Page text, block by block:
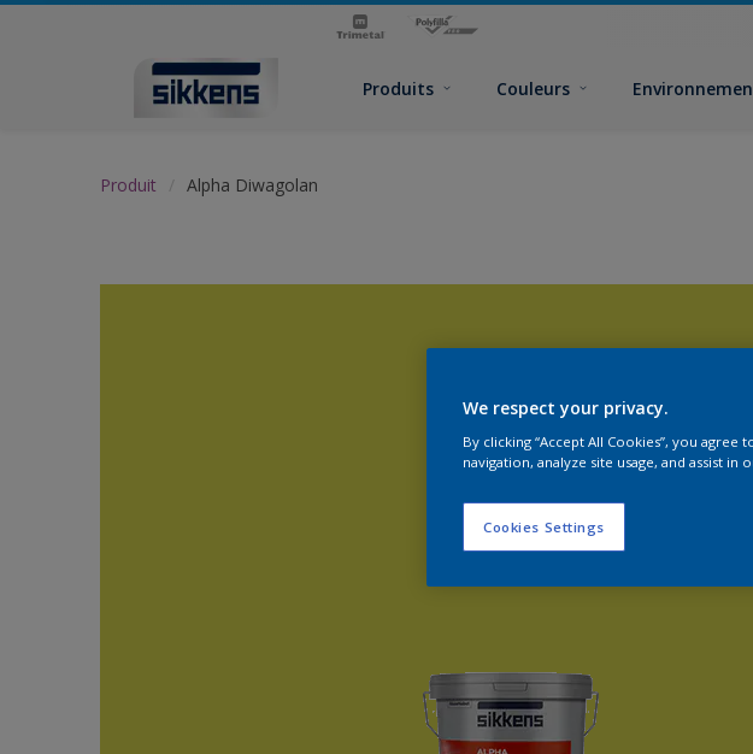
Produits Couleurs
Produit Alpha Diwagolan
We respect your privacy.
By clicking “Accept All Cookies”, you
navigation, analyze site usage, and assist in
Cookies Settings